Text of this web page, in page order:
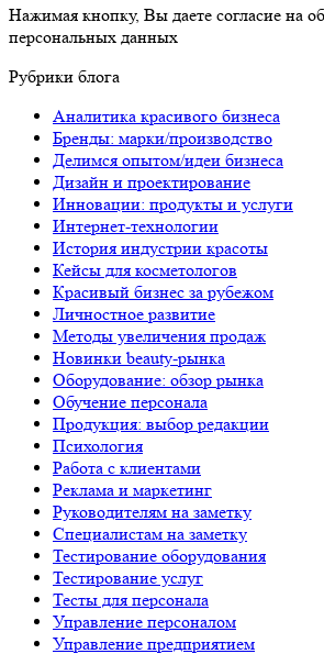
Нажимая кнопку, Вы даете согласие на
персональных данных
Рубрики блога
Аналитика красивого бизнеса
Бренды: марки/производство
Делимся опытом/идеи бизнеса
Дизайн и проектирование
Инновации: продукты и услуги
Интернет-технологии
История индустрии красоты
Кейсы для косметологов
Красивый бизнес за рубежом
Личностное развитие
Методы увеличения продаж
Новинки beauty-рынка
Оборудование: обзор рынка
Обучение персонала
Продукция: выбор редакции
Психология
Работа с клиентами
Реклама и маркетинг
Руководителям на заметку
Специалистам на заметку
Тестирование оборудования
Тестирование услуг
Тесты для персонала
Управление персоналом
Управление предприятием